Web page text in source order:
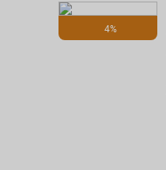
4%